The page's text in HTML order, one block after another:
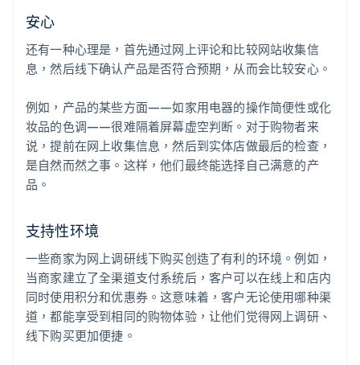
安心
还有一种心理是，首先通过网上评论和比较网站收集信
息，然后线下确认产品是否符合预期，从而会比较安心。
例如，产品的某些方面——如家用电器的操作简便性或化
妆品的色调——很难隔着屏幕虚空判断。对于购物者来
说，提前在网上收集信息，然后到实体店做最后的检查，
是自然而然之事。这样，他们最终能选择自己满意的产
品。
支持性环境
一些商家为网上调研线下购买创造了有利的环境。例如，
当商家建立了全渠道支付系统后，客户可以在线上和店内
同时使用积分和优惠券。这意味着，客户无论使用哪种渠
道，都能享受到相同的购物体验，让他们觉得网上调研、
线下购买更加便捷。